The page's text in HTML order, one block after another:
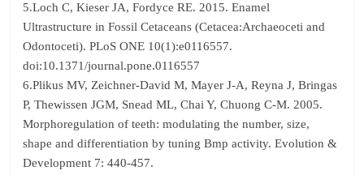
5.Loch C, Kieser JA, Fordyce RE. 2015. Enamel
Ultrastructure in Fossil Cetaceans (Cetacea:Archaeoceti and
Odontoceti). PLoS ONE 10(1):e0116557.
doi:10.1371/journal.pone.0116557
6.Plikus MV, Zeichner‐David M, Mayer J-A, Reyna J, Bringas
P, Thewissen JGM, Snead ML, Chai Y, Chuong C-M. 2005.
Morphoregulation of teeth: modulating the number, size,
shape and differentiation by tuning Bmp activity. Evolution &
Development 7: 440-457.